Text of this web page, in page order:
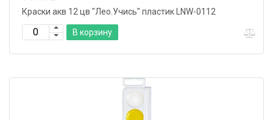
Краски акв 12 цв "Лео.Учись" пластик LNW-0112
В корзину